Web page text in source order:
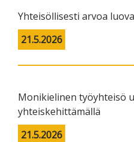
Yhteisöllisesti arvoa
21.5.2026
Monikielinen työyhteisö
yhteiskehittämällä
21.5.2026